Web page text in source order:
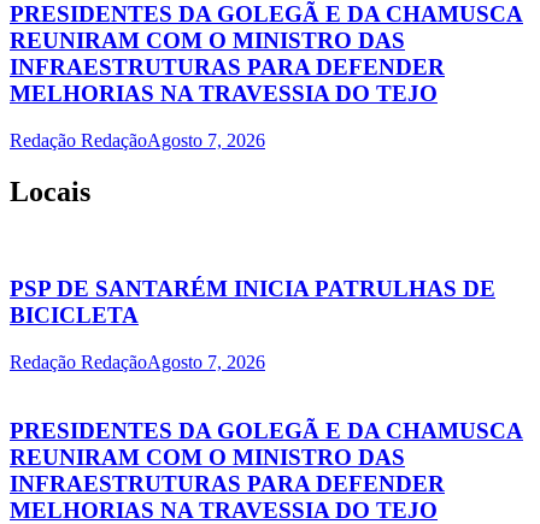
PRESIDENTES DA GOLEGÃ E DA CHAMUSCA
REUNIRAM COM O MINISTRO DAS
INFRAESTRUTURAS PARA DEFENDER
MELHORIAS NA TRAVESSIA DO TEJO
Redação RedaçãoAgosto 7, 2026
Locais
PSP DE SANTARÉM INICIA PATRULHAS DE
BICICLETA
Redação RedaçãoAgosto 7, 2026
PRESIDENTES DA GOLEGÃ E DA CHAMUSCA
REUNIRAM COM O MINISTRO DAS
INFRAESTRUTURAS PARA DEFENDER
MELHORIAS NA TRAVESSIA DO TEJO